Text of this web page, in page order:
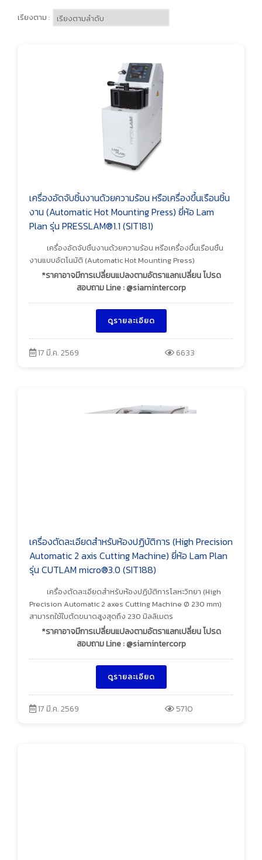
เรียงตาม :
เครื่องอัดจับชิ้นงานด้วยความร้อน หรือเครื่องขึ้นเรือนชิ้น
งาน (Automatic Hot Mounting Press) ยี่ห้อ Lam
Plan รุ่น PRESSLAM®1.1 (SIT181)
เครื่องอัดจับชิ้นงานด้วยความร้อน หรือเครื่องขึ้นเรือนชิ้น
งานแบบอัตโนมัติ (Automatic Hot Mounting Press)
*ราคาอาจมีการเปลี่ยนแปลงตามอัตราแลกเปลี่ยน โปรด
สอบถาม Line : @siamintercorp
ดูรายละเอียด
17 มี.ค. 2569 6633
เครื่องตัดละเอียดสำหรับห้องปฏิบัติการ (High Precision
Automatic 2 axis Cutting Machine) ยี่ห้อ Lam Plan
รุ่น CUTLAM micro®3.0 (SIT188)
เครื่องตัดละเอียดสำหรับห้องปฏิบัติการโลหะวิทยา (High
Precision Automatic 2 axes Cutting Machine Ø 230 mm)
สามารถใช้ใบตัดขนาดสูงสุดถึง 230 มิลลิเมตร
*ราคาอาจมีการเปลี่ยนแปลงตามอัตราแลกเปลี่ยน โปรด
สอบถาม Line : @siamintercorp
ดูรายละเอียด
17 มี.ค. 2569 5710